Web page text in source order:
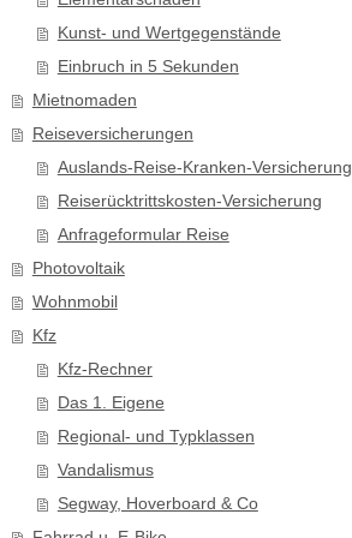
Kunst- und Wertgegenstände
Einbruch in 5 Sekunden
Mietnomaden
Reiseversicherungen
Auslands-Reise-Kranken-Versicherung
Reiserücktrittskosten-Versicherung
Anfrageformular Reise
Photovoltaik
Wohnmobil
Kfz
Kfz-Rechner
Das 1. Eigene
Regional- und Typklassen
Vandalismus
Segway, Hoverboard & Co